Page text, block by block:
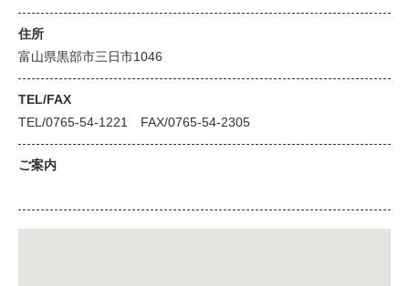
住所
富山県黒部市三日市1046
TEL/FAX
TEL/0765-54-1221 FAX/0765-54-2305
ご案内